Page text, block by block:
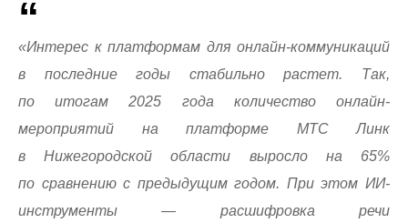
«Интерес к платформам для онлайн-коммуникаций
в последние годы стабильно растет. Так,
по итогам 2025 года количество онлайн-
мероприятий на платформе МТС Линк
в Нижегородской области выросло на 65%
по сравнению с предыдущим годом. При этом ИИ-
инструменты — расшифровка речи